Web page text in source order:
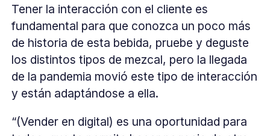
Tener la interacción con el cliente es
fundamental para que conozca un poco más
de historia de esta bebida, pruebe y deguste
los distintos tipos de mezcal, pero la llegada
de la pandemia movió este tipo de interacción
y están adaptándose a ella.
“(Vender en digital) es una oportunidad para